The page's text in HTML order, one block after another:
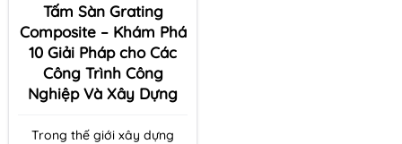
Tấm Sàn Grating
Composite – Khám Phá
10 Giải Pháp cho Các
Công Trình Công
Nghiệp Và Xây Dựng
Trong thế giới xây dựng